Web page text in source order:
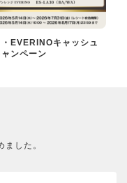
EVERINOキャッシュ
ンペーン
した。